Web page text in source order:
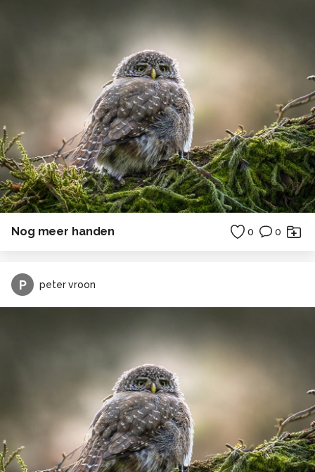
Nog meer handen 0 0
P peter vroon